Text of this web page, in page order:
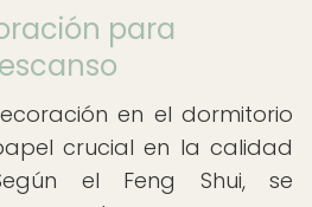
para
en el dormitorio
crucial en la calidad
el Feng Shui, se